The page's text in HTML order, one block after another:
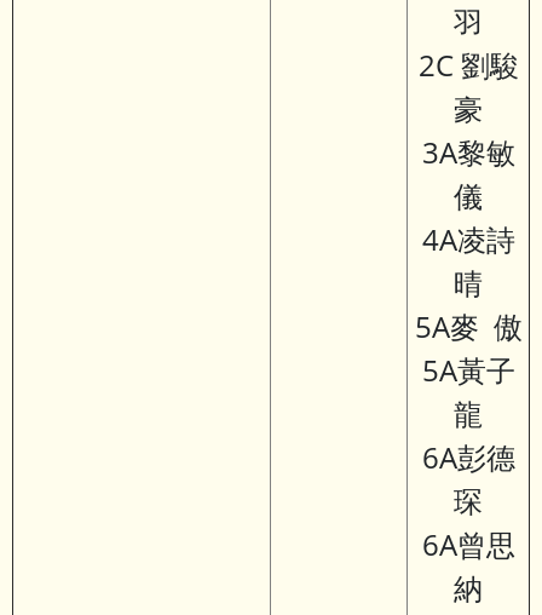
羽
2C 劉駿
豪
3A黎敏
儀
4A凌詩
晴
5A麥 傲
5A黃子
龍
6A彭德
琛
6A曾思
納